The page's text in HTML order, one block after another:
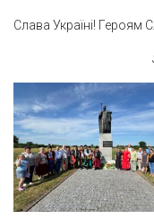
Слава Україні! Героям